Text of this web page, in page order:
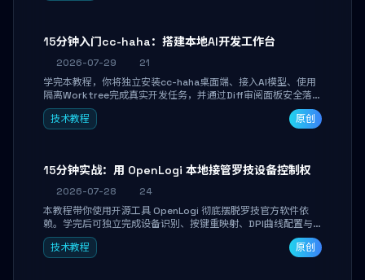
15分钟入门cc-haha：搭建本地AI开发工作台
2026-07-29
21
学完本教程，你将独立安装cc-haha桌面端、接入AI模型、使用
隔离Worktree完成真实开发任务，并通过Diff审阅面板安全落地
AI代码改写。告别终端黑盒操作，让AI在沙箱环境中工作，你只
做审阅和决策。
技术教程 原创
15分钟实战：用 OpenLogi 本地接管罗技设备控制权
2026-07-28
24
本教程带你使用开源工具 OpenLogi 彻底摆脱罗技官方软件依
赖。学完后可独立完成设备识别、按键重映射、DPI曲线配置与
SmartShift调节，实现完全离线控制，保护隐私并释放硬件性
能。
技术教程 原创